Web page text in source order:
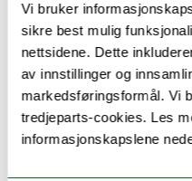
Vi bruker
sikre best mulig
nettsidene. Dette
av innstillinger og
markedsføringsformål. Vi
tredjeparts-cookies. Les
informasjonskapslene
starte, vedlikeholde
(bedøvelse)
delta i akutteam på
kritisk syke
delta utenfor
transport